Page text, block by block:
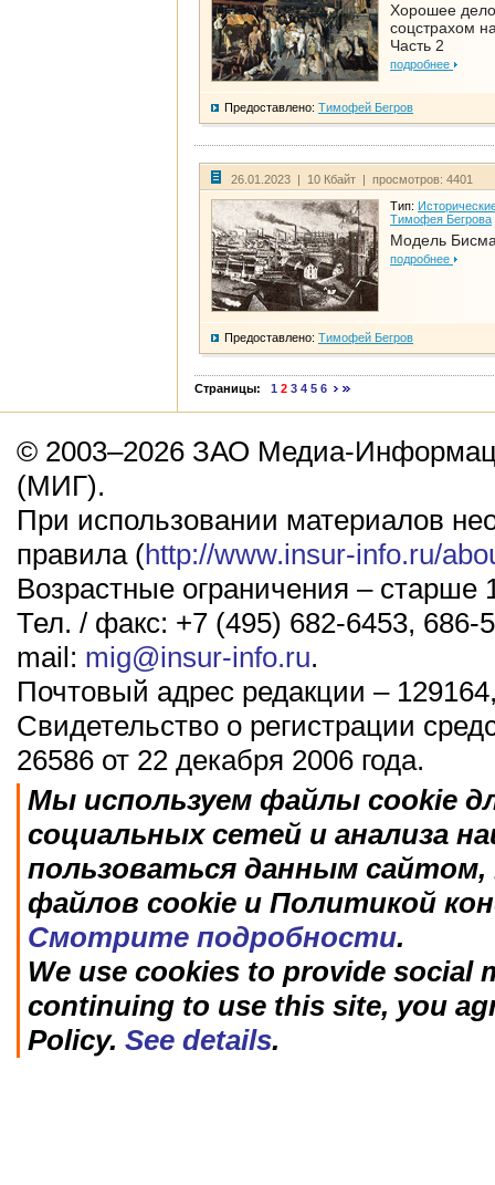
Хорошее дело
соцстрахом
Часть 2
подробнее
Предоставлено: Тимофей Бегров
26.01.2023 | 10 Кбайт | просмотров: 4401
Тип:
Тимофея Бегрова
Модель
подробнее
Предоставлено: Тимофей Бегров
Страницы: 1 2 3 4 5 6
© 2003–2026 ЗАО Медиа-
(МИГ).
При использовании материалов
правила (http://www.insur-info.ru/
Возрастные ограничения – старше
Тел. / факс: +7 (495) 682-6453, 686-
mail: mig@insur-info.ru.
Почтовый адрес редакции –
Свидетельство о регистрации
26586 от 22 декабря 2006 года.
Мы используем файлы cookie
социальных сетей и анализа
пользоваться данным
файлов cookie и Политикой
Смотрите подробности.
We use cookies to provide social
continuing to use this site, you
Policy. See details.